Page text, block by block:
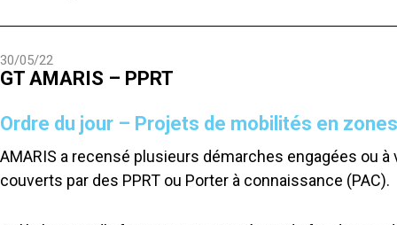
30/05/22
GT AMARIS – PPRT
Ordre du jour – Projets de mobilités en
AMARIS a recensé plusieurs démarches engagées ou
couverts par des PPRT ou Porter à connaissance (PAC).